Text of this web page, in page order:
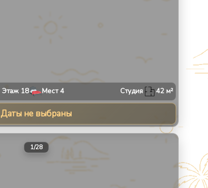
Этаж 18 Мест4 Студия 42м²
Даты не выбраны
1/28